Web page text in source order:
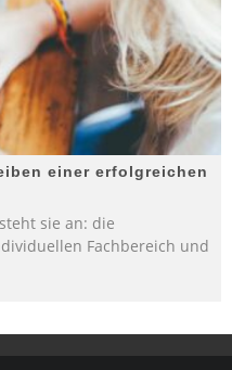
einer erfolgreichen
sie an: die
Fachbereich und